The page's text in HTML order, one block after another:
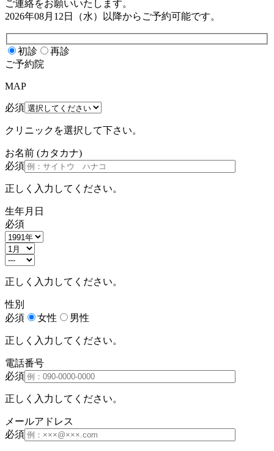
ご連絡をお願いいたします。
2026年08月12日（水）
以降からご予約可能です。
初診
再診
ご予約院
MAP
必須
クリニックを選択して下さい。
お名前 (カタカナ)
必須
正しく入力してください。
生年月日
必須
正しく入力してください。
性別
必須
女性 男性
正しく入力してください。
電話番号
必須
正しく入力してください。
メールアドレス
必須